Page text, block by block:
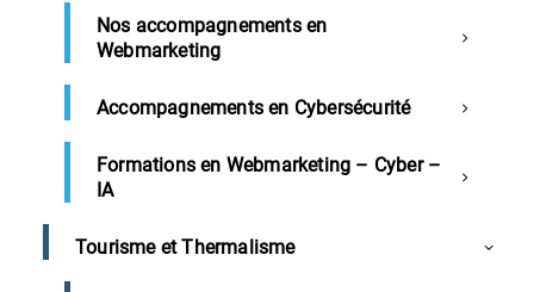
Nos accompagnements en
Webmarketing
Accompagnements en Cybersécurité
Formations en Webmarketing – Cyber –
IA
Tourisme et Thermalisme
Notre Revue de presse du 16
Sommaire
CCI des Landes